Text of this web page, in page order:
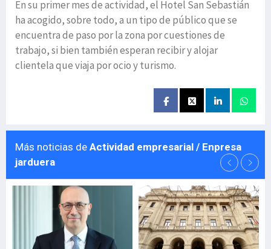
En su primer mes de actividad, el Hotel San Sebastián
ha acogido, sobre todo, a un tipo de público que se
encuentra de paso por la zona por cuestiones de
trabajo, si bien también esperan recibir y alojar
clientela que viaja por ocio y turismo.
Más noticias de Actividad empresarial / Enpresa
jarduera